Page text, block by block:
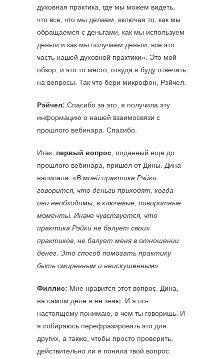
духовная практика, где мы можем видеть,
что все, что мы делаем, включая то, как мы
обращаемся с деньгами, как мы используем
деньги и как мы получаем деньги, все это
часть нашей духовной практики». Это мой
обзор, и это то место, откуда я буду отвечать
на вопросы. Так что бери микрофон, Рэйчел.
Рэйчел: Спасибо за это, я получила эту
информацию о нашей взаимосвязи с
прошлого вебинара. Спасибо.
Итак, первый вопрос , поданный еще до
прошлого вебинара, пришел от Дины. Дина
написала: «В моей практике Рэйки
говорится, что деньги приходят, когда
они необходимы, в ключевые, поворотные
моменты. Иначе чувствуется, что
практика Рэйки не балует своих
практиков, не балует меня в отношении
денег. Это способ помогать практику
быть смиренным и неискушенным».
Филлис: Мне нравится этот вопрос. Дина,
на самом деле я не знаю. И я по-
настоящему понимаю, о чем ты говоришь. И
я собираюсь перефразировать это для
других, а также, чтобы просто проверить,
действительно ли я поняла твой вопрос.